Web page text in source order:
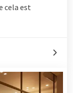
cela est